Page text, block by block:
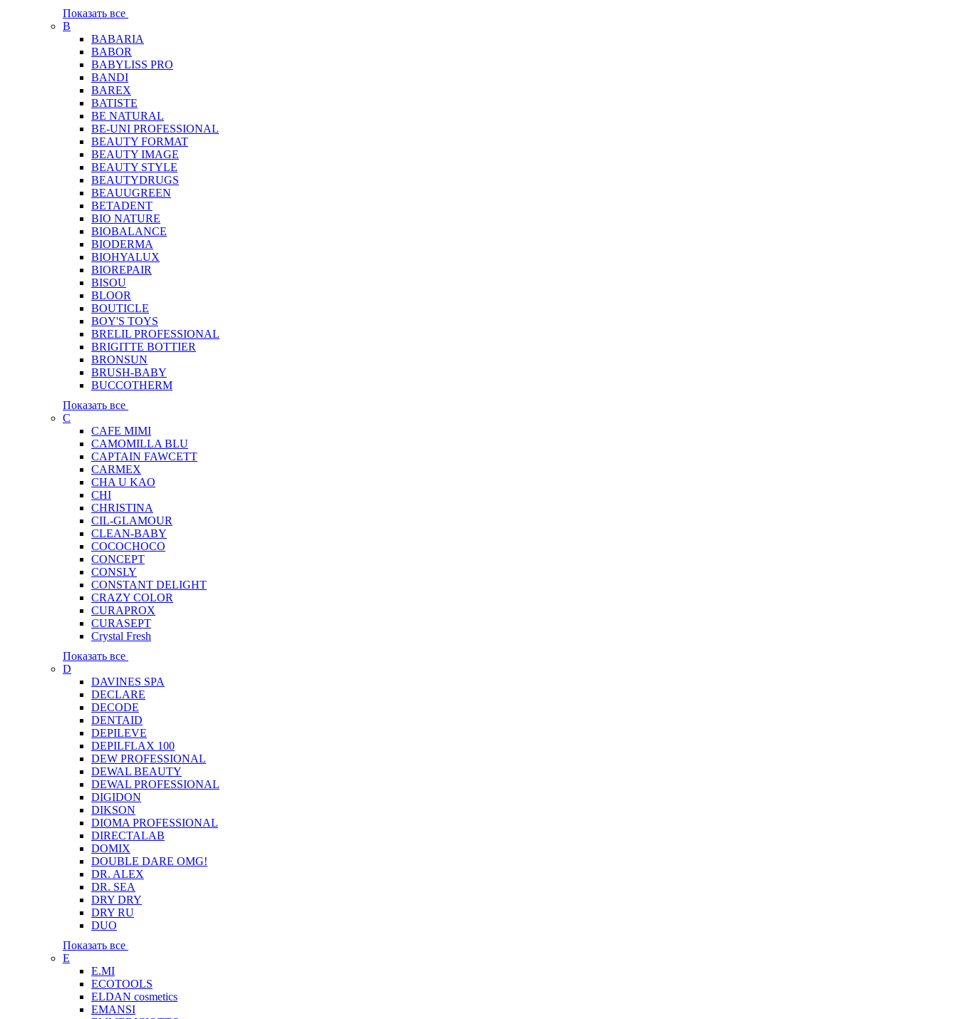
Показать все
B
BABARIA
BABOR
BABYLISS PRO
BANDI
BAREX
BATISTE
BE NATURAL
BE-UNI PROFESSIONAL
BEAUTY FORMAT
BEAUTY IMAGE
BEAUTY STYLE
BEAUTYDRUGS
BEAUUGREEN
BETADENT
BIO NATURE
BIOBALANCE
BIODERMA
BIOHYALUX
BIOREPAIR
BISOU
BLOOR
BOUTICLE
BOY'S TOYS
BRELIL PROFESSIONAL
BRIGITTE BOTTIER
BRONSUN
BRUSH-BABY
BUCCOTHERM
Показать все
C
CAFE MIMI
CAMOMILLA BLU
CAPTAIN FAWCETT
CARMEX
CHA U KAO
CHI
CHRISTINA
CIL-GLAMOUR
CLEAN-BABY
COCOCHOCO
CONCEPT
CONSLY
CONSTANT DELIGHT
CRAZY COLOR
CURAPROX
CURASEPT
Crystal Fresh
Показать все
D
DAVINES SPA
DECLARE
DECODE
DENTAID
DEPILEVE
DEPILFLAX 100
DEW PROFESSIONAL
DEWAL BEAUTY
DEWAL PROFESSIONAL
DIGIDON
DIKSON
DIOMA PROFESSIONAL
DIRECTALAB
DOMIX
DOUBLE DARE OMG!
DR. ALEX
DR. SEA
DRY DRY
DRY RU
DUO
Показать все
E
E.MI
ECOTOOLS
ELDAN cosmetics
EMANSI